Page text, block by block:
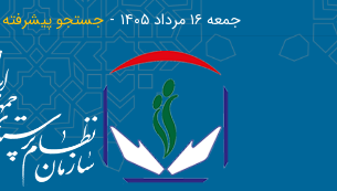
جمعه ١٦ مرداد ١٤٠٥ جستجو پیشرفته